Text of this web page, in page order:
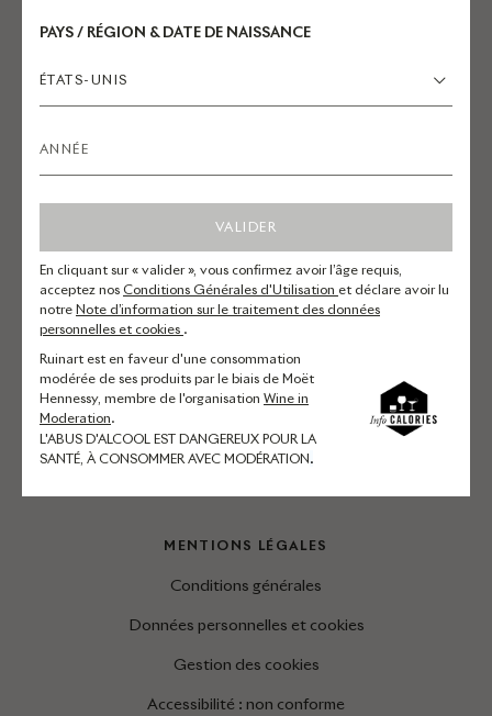
PAYS / RÉGION & DATE DE NAISSANCE
ÉTATS-UNIS
VALIDER
En cliquant sur « valider », vous confirmez avoir l’âge requis,
acceptez nos Conditions Générales d'Utilisation et déclare avoir lu
notre Note d’information sur le traitement des données
personnelles et cookies .
Ruinart est en faveur d'une consommation
modérée de ses produits par le biais de Moët
Hennessy, membre de l'organisation Wine in
Moderation.
L'ABUS D'ALCOOL EST DANGEREUX POUR LA
SANTÉ, À CONSOMMER AVEC MODÉRATION.
La Maison
Commande en ligne
Suivi, livraisons et retours
Champagnes
Visites et expériences
Autres questions
Compte et newsletter
MENTIONS LÉGALES
Conditions générales
Données personnelles et cookies
Gestion des cookies
Accessibilité : non conforme